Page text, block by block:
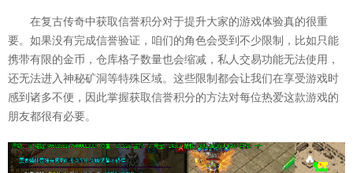
在复古传奇中获取信誉积分对于提升大家的游戏体验真的很重
要。如果没有完成信誉验证，咱们的角色会受到不少限制，比如只能
携带有限的金币，仓库格子数量也会缩减，私人交易功能无法使用，
还无法进入神秘矿洞等特殊区域。这些限制都会让我们在享受游戏时
感到诸多不便，因此掌握获取信誉积分的方法对每位热爱这款游戏的
朋友都很有必要。